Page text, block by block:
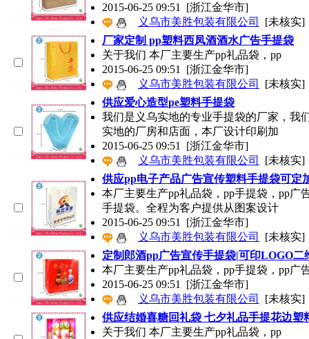
2015-06-25 09:51 [浙江金华市]
义乌市美胜包装有限公司
[未核实]
厂家定制 pp塑料西凤酒酒水广告手提袋
关于我们 本厂主要生产pp礼品袋，pp
2015-06-25 09:51 [浙江金华市]
义乌市美胜包装有限公司
[未核实]
供应爱心造型pe塑料手提袋
我们是义乌实地的专业手提袋的厂家，我
实地的厂房和店面，本厂设计印刷加
2015-06-25 09:51 [浙江金华市]
义乌市美胜包装有限公司
[未核实]
供应pp电子产品广告宣传塑料手提袋可定
本厂主要生产pp礼品袋，pp手提袋，pp广
手提袋。全程为客户提供从图案设计
2015-06-25 09:51 [浙江金华市]
义乌市美胜包装有限公司
[未核实]
定制郎酒pp广告宣传手提袋|可印LOGO二
本厂主要生产pp礼品袋，pp手提袋，pp广
2015-06-25 09:51 [浙江金华市]
义乌市美胜包装有限公司
[未核实]
供应结婚喜糖回礼袋 七夕礼品手提花边塑
关于我们 本厂主要生产pp礼品袋，pp